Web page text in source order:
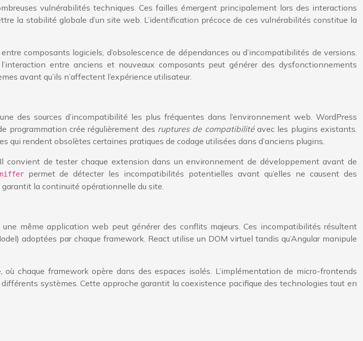
vulnérabilités techniques. Ces failles émergent principalement lors des interactions
la stabilité globale d’un site web. L’identification précoce de ces vulnérabilités constitue la
composants logiciels, d’obsolescence de dépendances ou d’incompatibilités de versions.
entre anciens et nouveaux composants peut générer des dysfonctionnements
avant qu’ils n’affectent l’expérience utilisateur.
des sources d’incompatibilité les plus fréquentes dans l’environnement web. WordPress
programmation crée régulièrement des ruptures de compatibilitéavec les plugins existants.
rendent obsolètes certaines pratiques de codage utilisées dans d’anciens plugins.
de tester chaque extension dans un environnement de développement avant de
permet de détecter les incompatibilités potentielles avant qu’elles ne causent des
la continuité opérationnelle du site.
même application web peut générer des conflits majeurs. Ces incompatibilités résultent
adoptées par chaque framework. React utilise un DOM virtuel tandis qu’Angular manipule
chaque framework opère dans des espaces isolés. L’implémentation de micro-frontends
systèmes. Cette approche garantit la coexistence pacifique des technologies tout en